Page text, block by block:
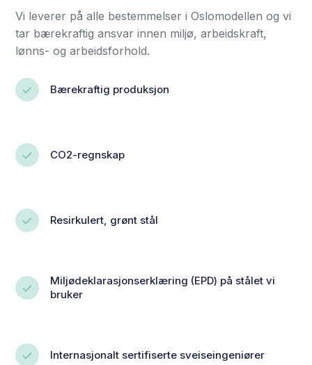
Vi leverer på alle bestemmelser i Oslomodellen og vi
tar bærekraftig ansvar innen miljø, arbeidskraft,
lønns- og arbeidsforhold.
Bærekraftig produksjon
CO2-regnskap
Resirkulert, grønt stål
Miljødeklarasjonserklæring (EPD) på stålet vi
bruker
Internasjonalt sertifiserte sveiseingeniører